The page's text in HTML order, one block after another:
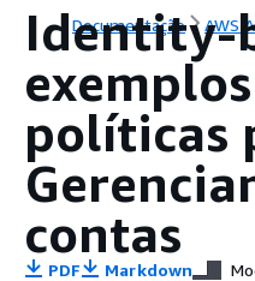
Documentação AWS
Identity-
políticas
contas
PDF Markdown